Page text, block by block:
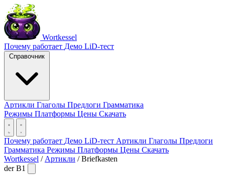
Wortkessel
Почему работает Демо LiD-тест
Справочник
Артикли Глаголы Предлоги Грамматика
Режимы Платформы Цены Скачать
Почему работает Демо LiD-тест Артикли Глаголы Предлоги
Грамматика Режимы Платформы Цены Скачать
Wortkessel / Артикли / Briefkasten
derB1